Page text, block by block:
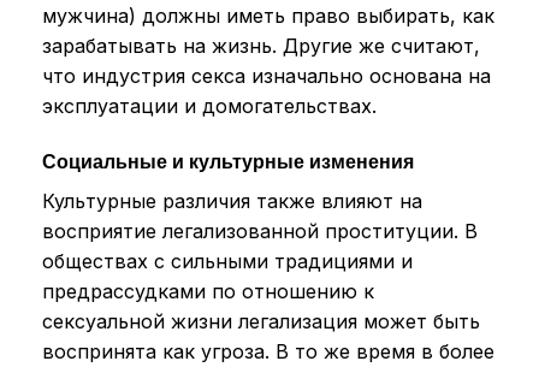
мужчина) должны иметь право выбирать, как
зарабатывать на жизнь. Другие же считают,
что индустрия секса изначально основана на
эксплуатации и домогательствах.
Социальные и культурные изменения
Культурные различия также влияют на
восприятие легализованной проституции. В
обществах с сильными традициями и
предрассудками по отношению к
сексуальной жизни легализация может быть
воспринята как угроза. В то же время в более